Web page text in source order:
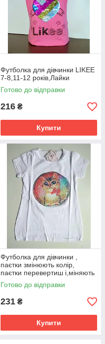
Футболка для дівчинки LIKEE
7-8,11-12 років,Лайки
Готово до відправки
216 ₴
Купити
Футболка для дівчинки ,
паєтки змінюють колір,
паєтки перевертиш і,міняють
картинку 122-128,134-140
Готово до відправки
231 ₴
Купити